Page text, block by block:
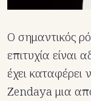
Ο σημαντικός
επιτυχία είναι
έχει καταφέρει
Zendaya μια